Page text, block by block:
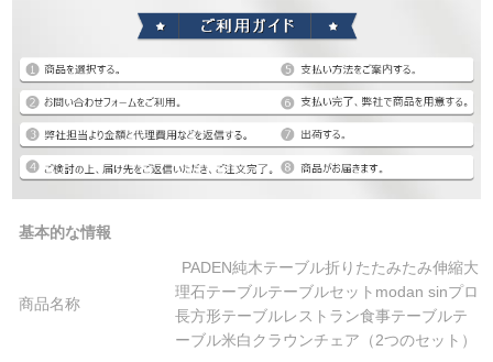
基本的な情報
商品名称
PADEN純木テーブル折りたたみたみ伸縮大
理石テーブルテーブルセットmodan sinプロ
長方形テーブルレストラン食事テーブルテ
ーブル米白クラウンチェア（2つのセット）